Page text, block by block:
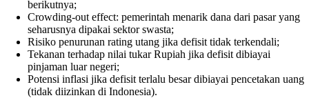
berikutnya;
Crowding-out effect: pemerintah menarik dana dari pasar yang
seharusnya dipakai sektor swasta;
Risiko penurunan rating utang jika defisit tidak terkendali;
Tekanan terhadap nilai tukar Rupiah jika defisit dibiayai
pinjaman luar negeri;
Potensi inflasi jika defisit terlalu besar dibiayai pencetakan uang
(tidak diizinkan di Indonesia).